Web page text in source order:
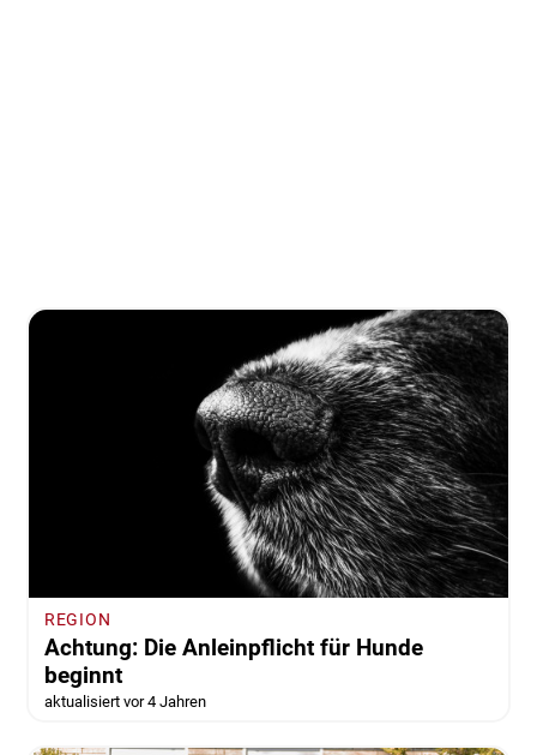
REGION
Achtung: Die Anleinpflicht für Hunde
beginnt
aktualisiert vor 4 Jahren